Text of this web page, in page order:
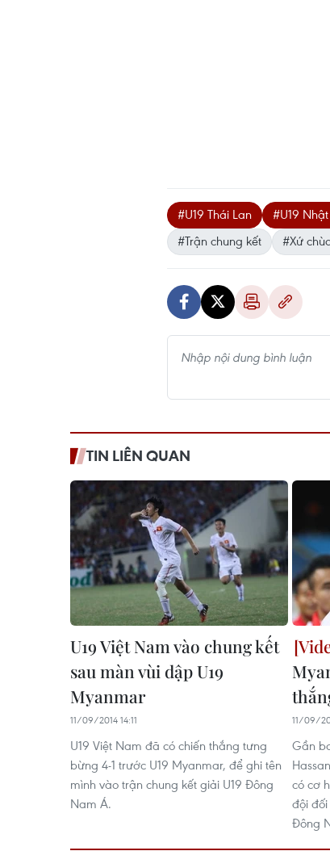
#U19 Thái Lan #U19
#Trận chung kết
#Xứ
TIN LIÊN QUAN
U19 Việt Nam vào chung kết
sau màn vùi dập U19
Myanmar
11/09/2014 14:11
U19 Việt Nam đã có chiến thắng tưng
bừng 4-1 trước U19 Myanmar, để ghi tên
mình vào trận chung kết giải U19 Đông
Nam Á.
11/09/
Gần
có cơ
đội
Đông